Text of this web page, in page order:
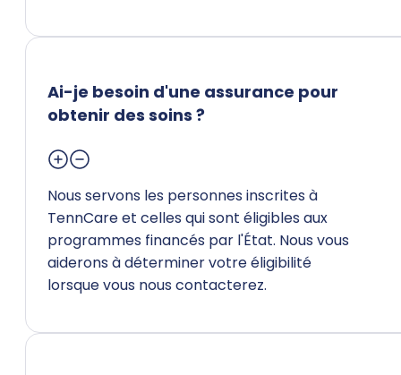
Ai-je besoin d'une assurance pour
obtenir des soins ?
Nous servons les personnes inscrites à
TennCare et celles qui sont éligibles aux
programmes financés par l'État. Nous vous
aiderons à déterminer votre éligibilité
lorsque vous nous contacterez.